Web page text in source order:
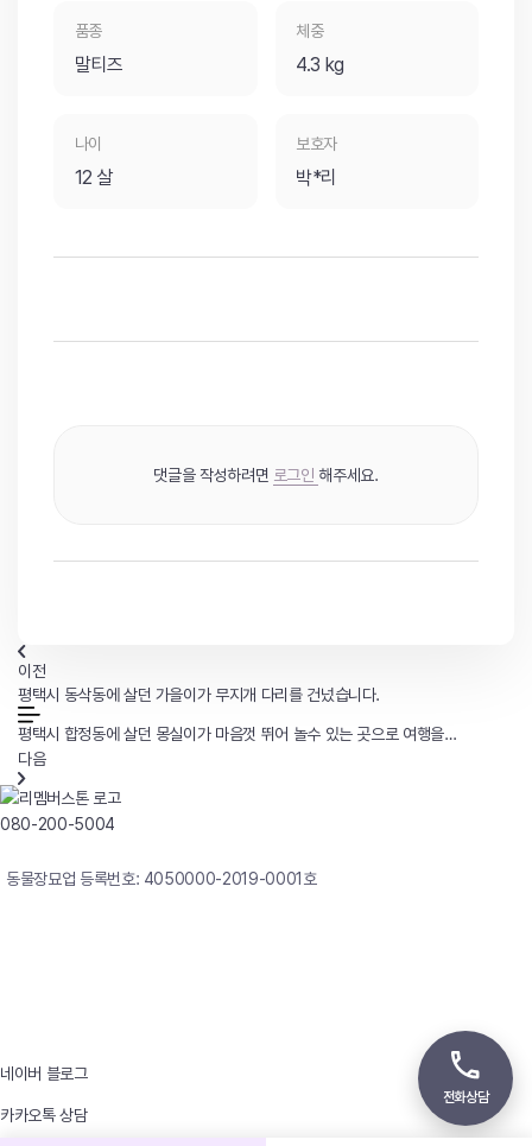
품종
말티즈
체중
4.3 kg
나이
12 살
보호자
박*리
댓글을 작성하려면 로그인 해주세요.
이전
평택시 동삭동에 살던 가을이가 무지개 다리를 건넜습니다.
평택시 합정동에 살던 몽실이가 마음껏 뛰어 놀수 있는 곳으로 여행을
떠났습니다.
다음
080-200-5004
동물장묘업 등록번호: 4050000-2019-0001호
네이버 블로그
카카오톡 상담
전화상담